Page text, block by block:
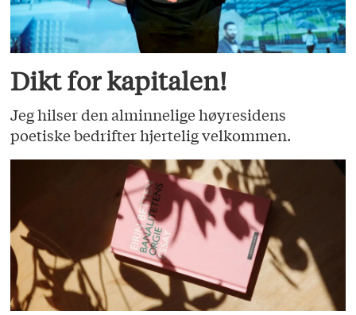
Dikt for kapitalen!
Jeg hilser den alminnelige høyresidens
poetiske bedrifter hjertelig velkommen.